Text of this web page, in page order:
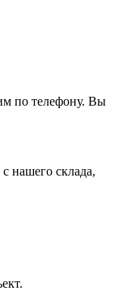
по телефону. Вы
нашего склада,